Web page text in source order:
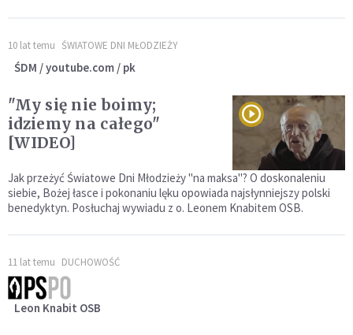
10 lat temu ŚWIATOWE DNI MŁODZIEŻY
ŚDM / youtube.com / pk
"My się nie boimy;
idziemy na całego"
[WIDEO]
Jak przeżyć Światowe Dni Młodzieży "na maksa"? O doskonaleniu
siebie, Bożej łasce i pokonaniu lęku opowiada najsłynniejszy polski
benedyktyn. Posłuchaj wywiadu z o. Leonem Knabitem OSB.
11 lat temu DUCHOWOŚĆ
Leon Knabit OSB